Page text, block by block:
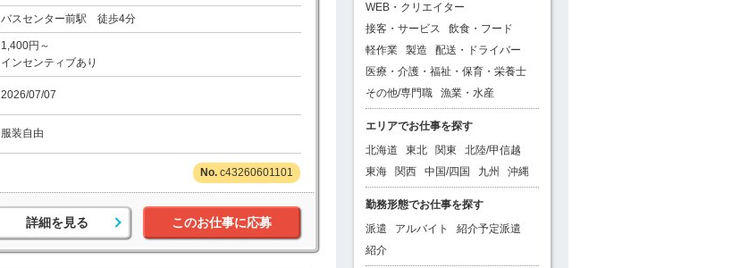
バスセンター前駅 徒歩4分
1,400円～
インセンティブあり
2026/07/07
服装自由
c43260601101
詳細を見る このお仕事に応募
WEB・クリエイター
接客・サービス
飲食・フード
軽作業
製造
配送・ドライバー
医療・介護・福祉・保育・栄養士
その他/専門職
漁業・水産
エリアでお仕事を探す
北海道
東北 関東
北陸/甲信越
東海
関西 中国/四国 九州 沖縄
勤務形態でお仕事を探す
派遣
アルバイト
紹介予定派遣
紹介